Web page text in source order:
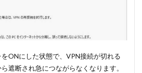
ONにした状態で、VPN接続が切れる
遮断され急につながらなくなります。